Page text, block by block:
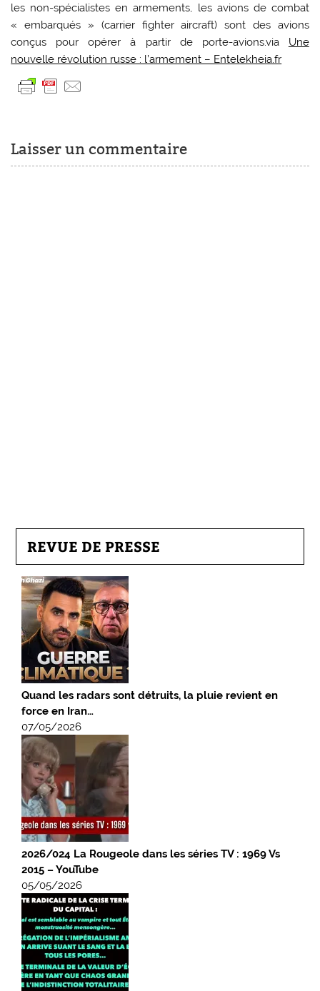
les non-spécialistes en armements, les avions de combat
« embarqués » (carrier fighter aircraft) sont des avions
conçus pour opérer à partir de porte-avions.via Une
nouvelle révolution russe : l’armement – Entelekheia.fr
Laisser un commentaire
REVUE DE PRESSE
Quand les radars sont détruits, la pluie revient en
force en Iran…
07/05/2026
2026/024 La Rougeole dans les séries TV : 1969 Vs
2015 – YouTube
05/05/2026